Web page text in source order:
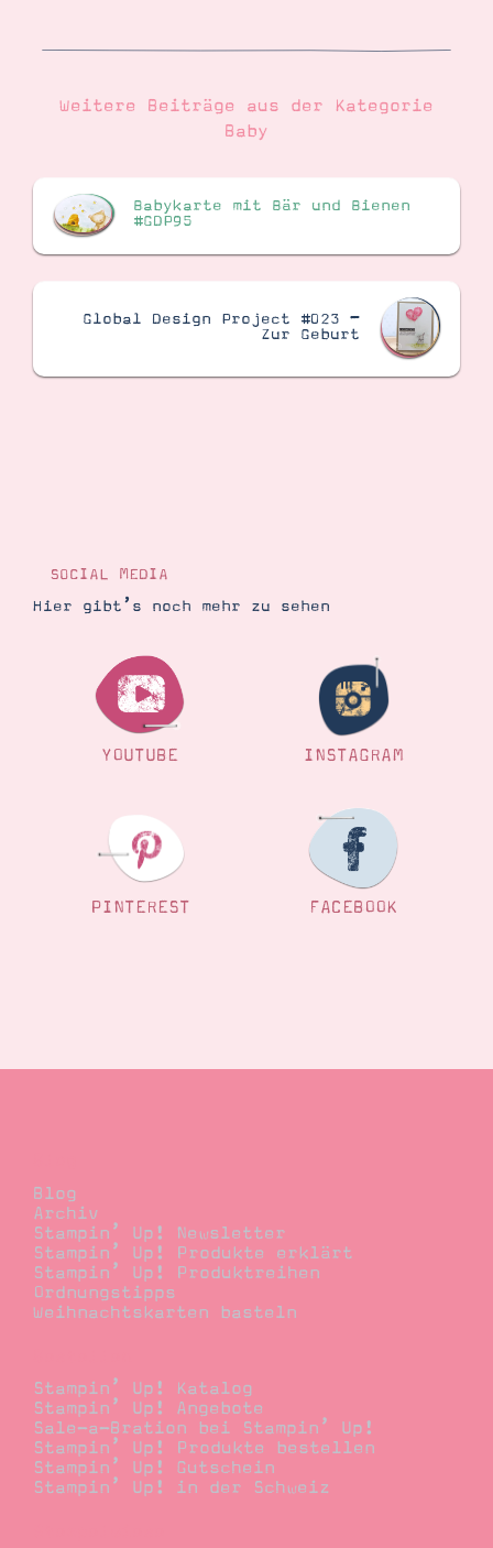
Weitere Beiträge aus der Kategorie
Baby
Babykarte mit Bär und Bienen
#GDP95
Global Design Project #023 –
Zur Geburt
SOCIAL MEDIA
Hier gibt’s noch mehr zu sehen
YOUTUBE INSTAGRAM
PINTEREST FACEBOOK
Blog
Archiv
Stampin’ Up! Newsletter
Stampin’ Up! Produkte erklärt
Stampin’ Up! Produktreihen
Ordnungstipps
Weihnachtskarten basteln
Stampin’ Up! Katalog
Stampin’ Up! Angebote
Sale-a-Bration bei Stampin’ Up!
Stampin’ Up! Produkte bestellen
Stampin’ Up! Gutschein
Stampin’ Up! in der Schweiz